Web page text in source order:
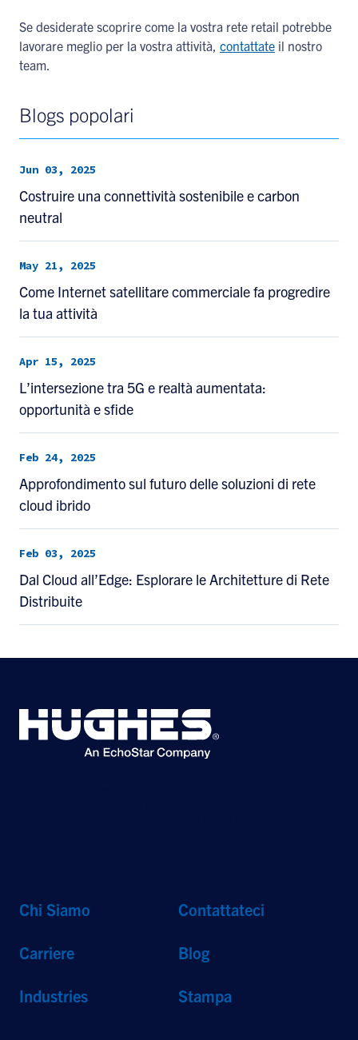
Se desiderate scoprire come la vostra rete retail potrebbe
lavorare meglio per la vostra attività, contattate il nostro
team.
Blogs popolari
Jun 03, 2025
Costruire una connettività sostenibile e carbon
neutral
May 21, 2025
Come Internet satellitare commerciale fa progredire
la tua attività
Apr 15, 2025
L’intersezione tra 5G e realtà aumentata:
opportunità e sfide
Feb 24, 2025
Approfondimento sul futuro delle soluzioni di rete
cloud ibrido
Feb 03, 2025
Dal Cloud all’Edge: Esplorare le Architetture di Rete
Distribuite
Chi Siamo Contattateci
Carriere Blog
Industries Stampa